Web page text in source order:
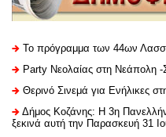
Το πρόγραμμα των 44ων
Party Νεολαίας στη Νεάπολη
Θερινό Σινεμά για Ενήλικες
Δήμος Κοζάνης: Η 3η
ξεκινά αυτή την Παρασκευή 31